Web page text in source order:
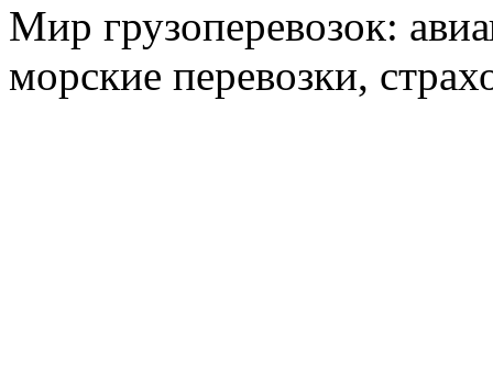
Мир грузоперевозок:
морские перевозки,